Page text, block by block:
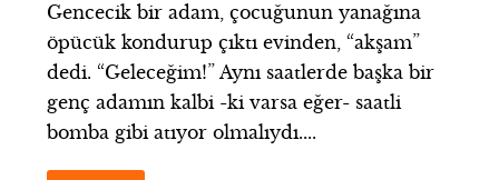
Gencecik bir adam, çocuğunun yanağına
öpücük kondurup çıktı evinden, “akşam”
dedi. “Geleceğim!” Aynı saatlerde başka bir
genç adamın kalbi -ki varsa eğer- saatli
bomba gibi atıyor olmalıydı....